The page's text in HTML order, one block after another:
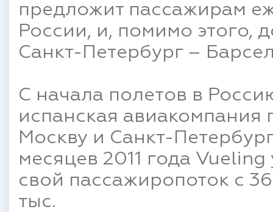
предложит пассажирам
России, и, помимо этого,
Санкт-Петербург –
С начала полетов в
испанская авиакомпания
Москву и Санкт-
месяцев 2011 года
свой пассажиропоток с
тыс.